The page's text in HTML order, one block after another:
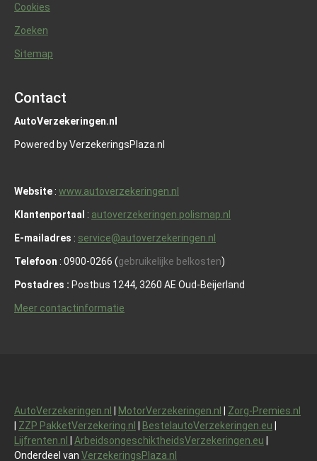
Cookies
Zoeken
Sitemap
Contact
AutoVerzekeringen.nl
Powered by VerzekeringsPlaza.nl
Website : www.autoverzekeringen.nl
Klantenportaal : autoverzekeringen.polismap.nl
E-mailadres : service@autoverzekeringen.nl
Telefoon : 0900-0266 (gebruikelijke belkosten)
Postadres : Postbus 1244, 3260 AE Oud-Beijerland
Meer contactinformatie
AutoVerzekeringen.nl | MotorVerzekeringen.nl | Zorg-Premies.nl
| ZZP PakketVerzekering.nl | BestelautoVerzekeringen.eu |
Lijfrenten.nl | ArbeidsongeschiktheidsVerzekeringen.eu |
Onderdeel van VerzekeringsPlaza.nl